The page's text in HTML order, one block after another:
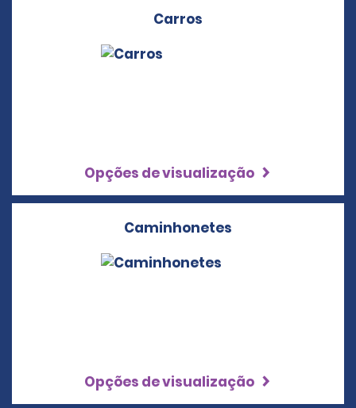
Carros
Opções de visualização
Caminhonetes
Opções de visualização